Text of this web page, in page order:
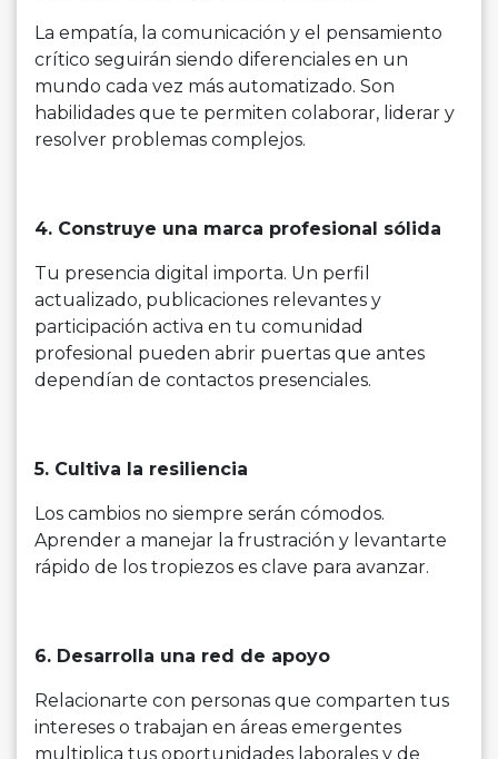
La empatía, la comunicación y el pensamiento
crítico seguirán siendo diferenciales en un
mundo cada vez más automatizado. Son
habilidades que te permiten colaborar, liderar y
resolver problemas complejos.
4. Construye una marca profesional sólida
Tu presencia digital importa. Un perfil
actualizado, publicaciones relevantes y
participación activa en tu comunidad
profesional pueden abrir puertas que antes
dependían de contactos presenciales.
5. Cultiva la resiliencia
Los cambios no siempre serán cómodos.
Aprender a manejar la frustración y levantarte
rápido de los tropiezos es clave para avanzar.
6. Desarrolla una red de apoyo
Relacionarte con personas que comparten tus
intereses o trabajan en áreas emergentes
multiplica tus oportunidades laborales y de